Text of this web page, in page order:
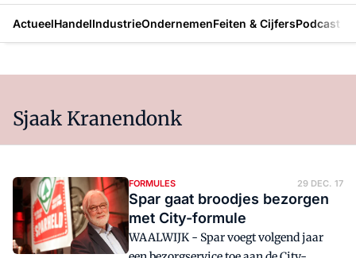
ActueelHandelIndustrieOndernemenFeiten & CijfersPodcast
Sjaak Kranendonk
FORMULES 29 DEC. 17
Spar gaat broodjes bezorgen
met City-formule
WAALWIJK - Spar voegt volgend jaar